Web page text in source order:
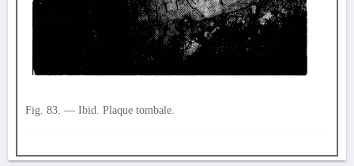
Fig. 83. — Ibid. Plaque tombale.